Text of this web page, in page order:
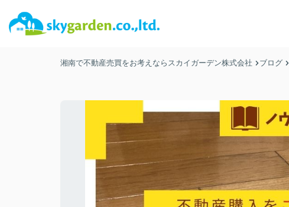
湘南で不動産売買をお考えならスカイガーデン株式会社 ブログ